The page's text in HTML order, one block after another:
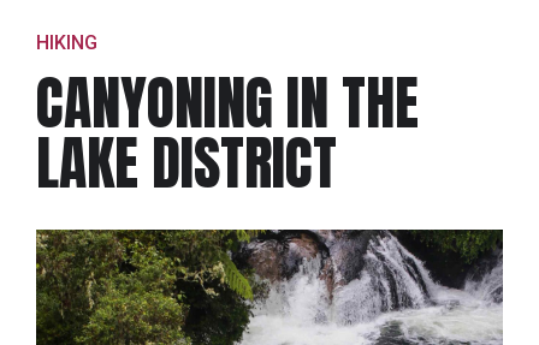
HIKING
CANYONING IN THE
LAKE DISTRICT